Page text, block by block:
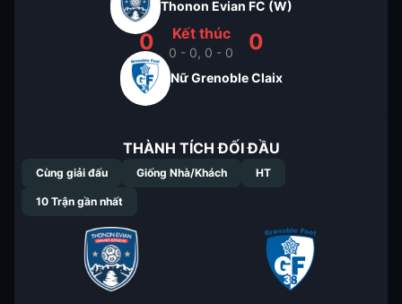
Thonon Evian FC (W)
0 Kết thúc
0 - 0, 0 - 0 0
Nữ Grenoble Claix
THÀNH TÍCH ĐỐI ĐẦU
Cùng giải đấu Giống Nhà/Khách HT
10 Trận gần nhất